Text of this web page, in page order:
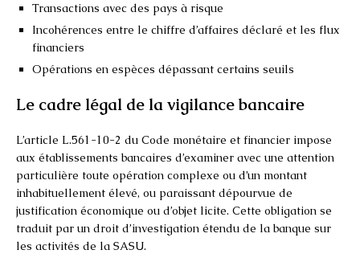
Transactions avec des pays à risque
Incohérences entre le chiffre d’affaires déclaré et les flux
financiers
Opérations en espèces dépassant certains seuils
Le cadre légal de la vigilance bancaire
L’article L.561-10-2 du Code monétaire et financier impose
aux établissements bancaires d’examiner avec une attention
particulière toute opération complexe ou d’un montant
inhabituellement élevé, ou paraissant dépourvue de
justification économique ou d’objet licite. Cette obligation se
traduit par un droit d’investigation étendu de la banque sur
les activités de la SASU.